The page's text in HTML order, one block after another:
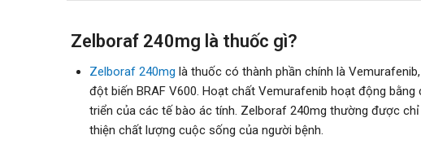
Zelboraf 240mg là thuốc gì?
Zelboraf 240mg là thuốc có thành phần chính là
đột biến BRAF V600. Hoạt chất Vemurafenib hoạt động
triển của các tế bào ác tính. Zelboraf 240mg thường được
thiện chất lượng cuộc sống của người bệnh.